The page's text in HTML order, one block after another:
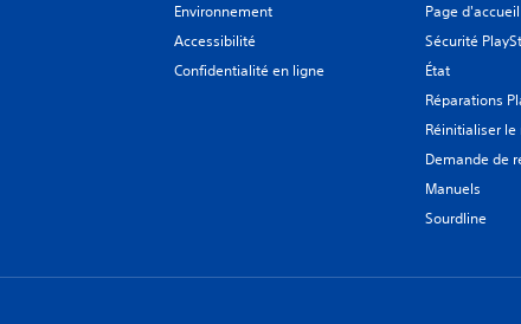
Environnement
Accessibilité
Confidentialité en ligne
Page
Sécurité
État
Réparations
Réinitialiser
Demande de
Manuels
Sourdline